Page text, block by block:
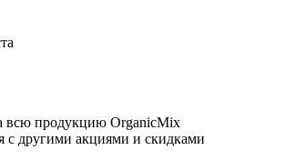
всю продукцию OrganicMix
с другими акциями и скидками